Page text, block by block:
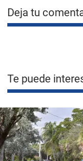
Deja tu
Te puede